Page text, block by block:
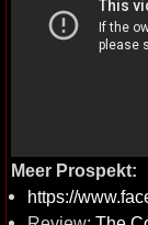
Meer Prospekt:
https://